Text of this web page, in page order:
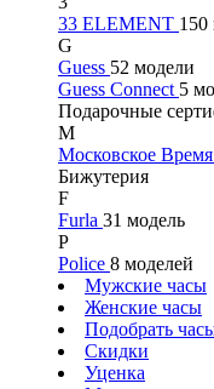
33 ELEMENT 150
G
Guess 52 модели
Guess Connect 5
Подарочные
М
Московское Время
Бижутерия
F
Furla 31 модель
P
Police 8 моделей
Мужские часы
Женские часы
Подобрать
Скидки
Уценка